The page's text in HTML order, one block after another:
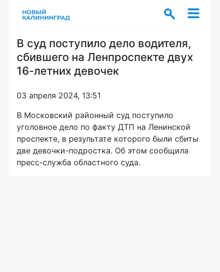
В суд поступило дело водителя,
сбившего на Ленпроспекте двух
16-летних девочек
03 апреля 2024, 13:51
В Московский районный суд поступило
уголовное дело по факту ДТП на Ленинской
проспекте, в результате которого были сбиты
две девочки-подростка. Об этом сообщила
пресс-служба областного суда.